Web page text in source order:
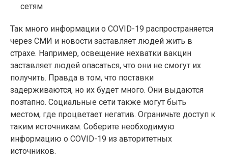
сетям
Так много информации о COVID-19 распространяется
через СМИ и новости заставляет людей жить в
страхе. Например, освещение нехватки вакцин
заставляет людей опасаться, что они не смогут их
получить. Правда в том, что поставки
задерживаются, но их будет много. Они выдаются
поэтапно. Социальные сети также могут быть
местом, где процветает негатив. Ограничьте доступ к
таким источникам. Соберите необходимую
информацию о COVID-19 из авторитетных
источников.